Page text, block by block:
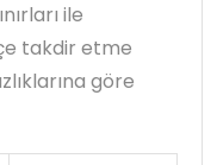
ile
takdir etme
göre